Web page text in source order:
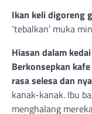
Ikan keli digoreng
‘tebalkan’ muka
Hiasan dalam
Berkonsepkan
rasa selesa dan
kanak-kanak. Ibu
menghalang